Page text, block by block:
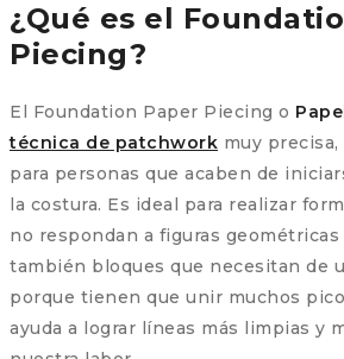
¿Qué es el
Piecing?
El Foundation Paper Piecing o
técnica de patchwork muy
para personas que acaben de
la costura. Es ideal para realizar
no respondan a figuras geométricas
también bloques que necesitan de
porque tienen que unir muchos
ayuda a lograr líneas más limpias y